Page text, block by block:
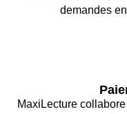
demandes
MaxiLecture